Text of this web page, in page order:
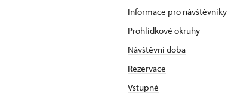
Informace pro návštěvníky
Prohlídkové okruhy
Návštěvní doba
Rezervace
Vstupné